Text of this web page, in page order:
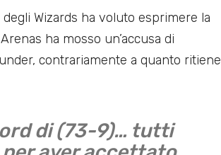
Wizards ha voluto esprimere la
ha mosso un’accusa di
contrariamente a quanto ritiene
di (73-9)… tutti